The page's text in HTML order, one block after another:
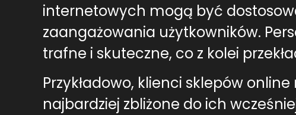
internetowych mogą być
zaangażowania użytkowników.
trafne i skuteczne, co z kolei
Przykładowo, klienci sklepów
najbardziej zbliżone do ich